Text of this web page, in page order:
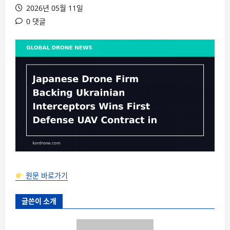
2026년 05월 11일
0 댓글
원문 바로가기
글쓴이 소개